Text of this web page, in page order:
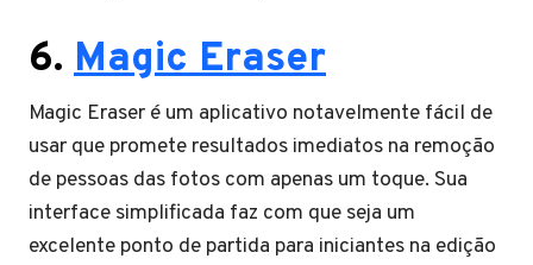
6. Magic Eraser
Magic Eraser é um aplicativo notavelmente fácil de
usar que promete resultados imediatos na remoção
de pessoas das fotos com apenas um toque. Sua
interface simplificada faz com que seja um
excelente ponto de partida para iniciantes na edição